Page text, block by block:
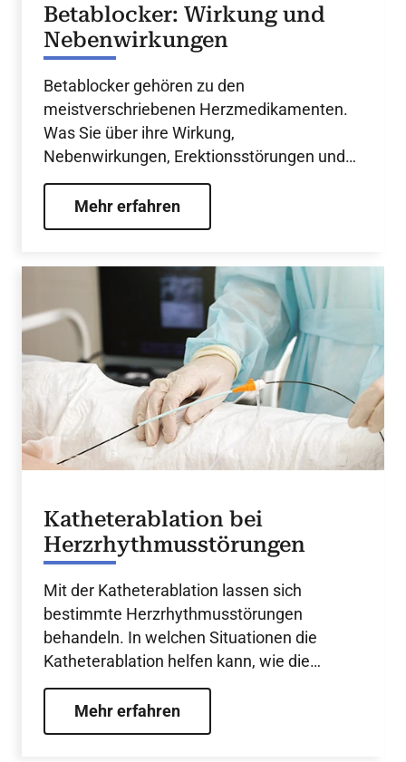
Betablocker: Wirkung und
Nebenwirkungen
Betablocker gehören zu den
meistverschriebenen Herzmedikamenten.
Was Sie über ihre Wirkung,
Nebenwirkungen, Erektionsstörungen und
Gewichtszunahme wissen müssen.
Mehr erfahren
Katheterablation bei
Herzrhythmusstörungen
Mit der Katheterablation lassen sich
bestimmte Herzrhythmusstörungen
behandeln. In welchen Situationen die
Katheterablation helfen kann, wie die
Behandlung abläuft.
Mehr erfahren